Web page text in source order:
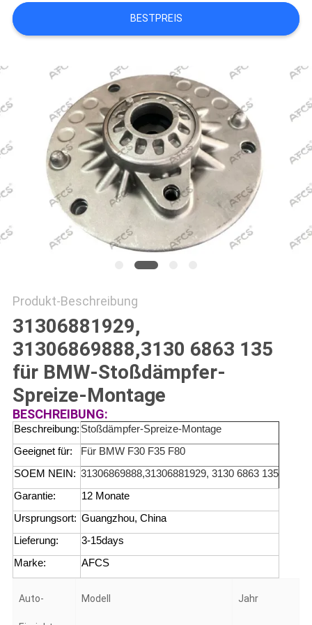
BESTPREIS
Produkt-Beschreibung
31306881929,
31306869888,3130 6863 135
für BMW-Stoßdämpfer-
Spreize-Montage
BESCHREIBUNG:
Beschreibung: Stoßdämpfer-Spreize-Montage
Geeignet für:
Für BMW F30 F35 F80
SOEM NEIN: 31306869888,31306881929, 3130 6863 135
Garantie:
12 Monate
Ursprungsort: Guangzhou, China
Lieferung:
3-15days
Marke:
AFCS
Auto- Modell Jahr